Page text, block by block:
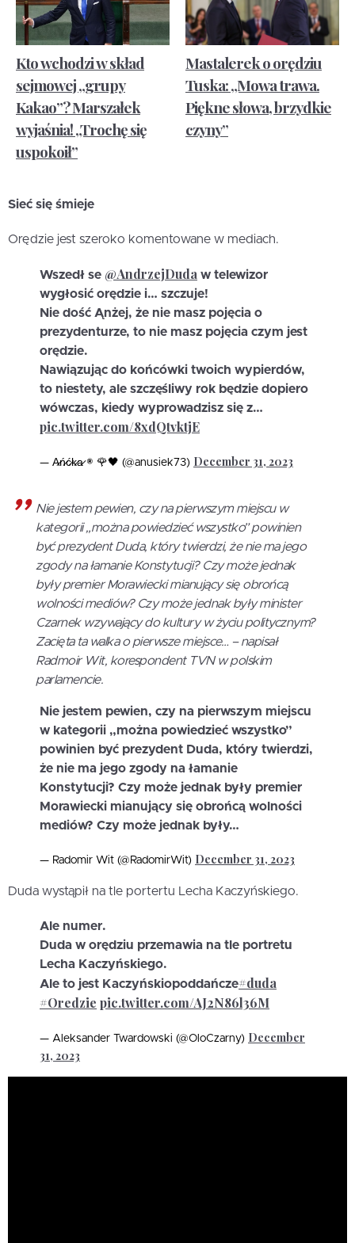
Kto wchodzi w skład
sejmowej „grupy
Kakao”? Marszałek
wyjaśnia! „Trochę się
uspokoił”
Mastalerek o orędziu
Tuska: „Mowa trawa.
Piękne słowa, brzydkie
czyny”
Sieć się śmieje
Orędzie jest szeroko komentowane w mediach.
Wszedł se @AndrzejDuda w telewizor
wygłosić orędzie i… szczuje!
Nie dość Ąnżej, że nie masz pojęcia o
prezydenturze, to nie masz pojęcia czym jest
orędzie.
Nawiązując do końcówki twoich wypierdów,
to niestety, ale szczęśliwy rok będzie dopiero
wówczas, kiedy wyprowadzisz się z…
pic.twitter.com/8xdQtvktjE
— A̷ń̷ć̷k̷a̷ ® 🌹🖤 (@anusiek73) December 31, 2023
Nie jestem pewien, czy na pierwszym miejscu w
kategorii „można powiedzieć wszystko” powinien
być prezydent Duda, który twierdzi, że nie ma jego
zgody na łamanie Konstytucji? Czy może jednak
były premier Morawiecki mianujący się obrońcą
wolności mediów? Czy może jednak były minister
Czarnek wzywający do kultury w życiu politycznym?
Zacięta ta walka o pierwsze miejsce… – napisał
Radmoir Wit, korespondent TVN w polskim
parlamencie.
Nie jestem pewien, czy na pierwszym miejscu
w kategorii „można powiedzieć wszystko”
powinien być prezydent Duda, który twierdzi,
że nie ma jego zgody na łamanie
Konstytucji? Czy może jednak były premier
Morawiecki mianujący się obrońcą wolności
mediów? Czy może jednak były…
— Radomir Wit (@RadomirWit) December 31, 2023
Duda wystąpił na tle portertu Lecha Kaczyńskiego.
Ale numer.
Duda w orędziu przemawia na tle portretu
Lecha Kaczyńskiego.
Ale to jest Kaczyńskiopoddańcze#duda
#Oredzie pic.twitter.com/AJ2N86l36M
— Aleksander Twardowski (@OloCzarny) December
31, 2023